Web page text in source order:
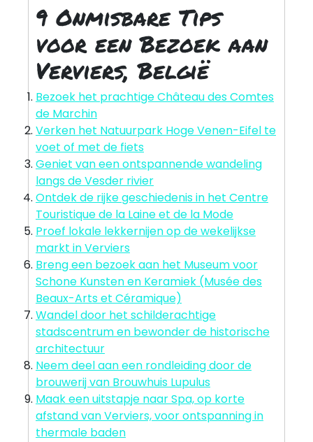
9 Onmisbare Tips
voor een Bezoek aan
Verviers, België
Bezoek het prachtige Château des Comtes
de Marchin
Verken het Natuurpark Hoge Venen-Eifel te
voet of met de fiets
Geniet van een ontspannende wandeling
langs de Vesder rivier
Ontdek de rijke geschiedenis in het Centre
Touristique de la Laine et de la Mode
Proef lokale lekkernijen op de wekelijkse
markt in Verviers
Breng een bezoek aan het Museum voor
Schone Kunsten en Keramiek (Musée des
Beaux-Arts et Céramique)
Wandel door het schilderachtige
stadscentrum en bewonder de historische
architectuur
Neem deel aan een rondleiding door de
brouwerij van Brouwhuis Lupulus
Maak een uitstapje naar Spa, op korte
afstand van Verviers, voor ontspanning in
thermale baden